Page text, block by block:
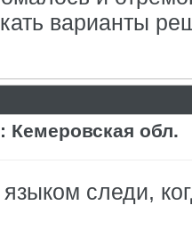
варианты
Кемеровская обл.
языком следи,